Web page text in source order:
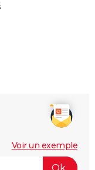
Voir un exemple